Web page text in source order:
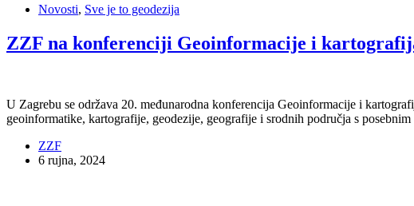
Novosti, Sve je to geodezija
ZZF na konferenciji Geoinformacije i
U Zagrebu se održava 20. međunarodna konferencija Geoinformacije i
geoinformatike, kartografije, geodezije, geografije i srodnih područja s
ZZF
6 rujna, 2024